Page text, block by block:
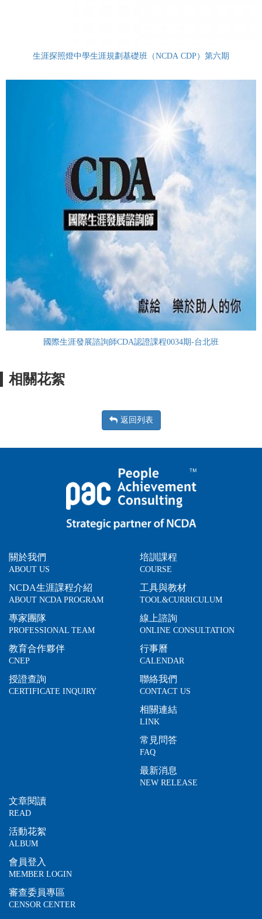
生涯探照燈中學生涯規劃基礎班（NCDA CDP）第六期
國際生涯發展諮詢師CDA認證課程0034期-台北班
相關花絮
返回列表
關於我們
ABOUT US
NCDA生涯課程介紹
ABOUT NCDA PROGRAM
專家團隊
PROFESSIONAL TEAM
教育合作夥伴
CNEP
授證查詢
CERTIFICATE INQUIRY
培訓課程
COURSE
工具與教材
TOOL&CURRICULUM
線上諮詢
ONLINE CONSULTATION
行事曆
CALENDAR
聯絡我們
CONTACT US
相關連結
LINK
常見問答
FAQ
最新消息
NEW RELEASE
文章閱讀
READ
活動花絮
ALBUM
會員登入
MEMBER LOGIN
審查委員專區
CENSOR CENTER